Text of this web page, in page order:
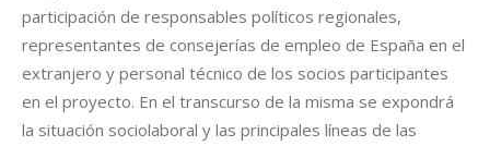
participación de responsables políticos regionales,
representantes de consejerías de empleo de España en el
extranjero y personal técnico de los socios participantes
en el proyecto. En el transcurso de la misma se expondrá
la situación sociolaboral y las principales líneas de las